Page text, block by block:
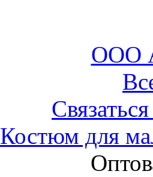
ООО
Костюм для